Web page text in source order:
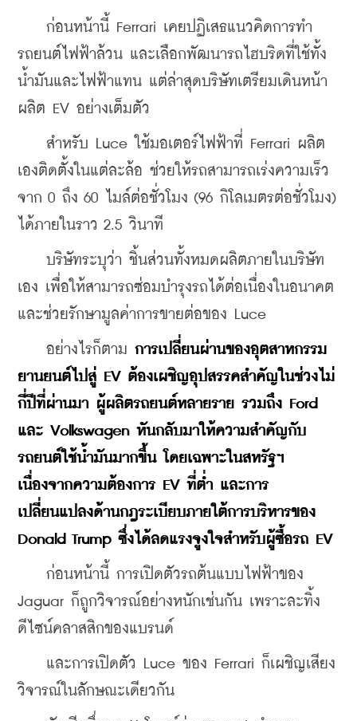
ก่อนหน้านี้ Ferrari เคยปฏิเสธแนวคิดการทำ
รถยนต์ไฟฟ้าล้วน และเลือกพัฒนารถไฮบริดที่ใช้ทั้ง
น้ำมันและไฟฟ้าแทน แต่ล่าสุดบริษัทเตรียมเดินหน้า
ผลิต EV อย่างเต็มตัว
สำหรับ Luce ใช้มอเตอร์ไฟฟ้าที่ Ferrari ผลิต
เองติดตั้งในแต่ละล้อ ช่วยให้รถสามารถเร่งความเร็ว
จาก 0 ถึง 60 ไมล์ต่อชั่วโมง (96 กิโลเมตรต่อชั่วโมง)
ได้ภายในราว 2.5 วินาที
บริษัทระบุว่า ชิ้นส่วนทั้งหมดผลิตภายในบริษัท
เอง เพื่อให้สามารถซ่อมบำรุงรถได้ต่อเนื่องในอนาคต
และช่วยรักษามูลค่าการขายต่อของ Luce
อย่างไรก็ตาม การเปลี่ยนผ่านของอุตสาหกรรม
ยานยนต์ไปสู่ EV ต้องเผชิญอุปสรรคสำคัญในช่วงไม่
กี่ปีที่ผ่านมา ผู้ผลิตรถยนต์หลายราย รวมถึง Ford
และ Volkswagen หันกลับมาให้ความสำคัญกับ
รถยนต์ใช้น้ำมันมากขึ้น โดยเฉพาะในสหรัฐฯ
เนื่องจากความต้องการ EV ที่ต่ำ และการ
เปลี่ยนแปลงด้านกฎระเบียบภายใต้การบริหารของ
Donald Trump ซึ่งได้ลดแรงจูงใจสำหรับผู้ซื้อรถ EV
ก่อนหน้านี้ การเปิดตัวรถต้นแบบไฟฟ้าของ
Jaguar ก็ถูกวิจารณ์อย่างหนักเช่นกัน เพราะละทิ้ง
ดีไซน์คลาสสิกของแบรนด์
และการเปิดตัว Luce ของ Ferrari ก็เผชิญเสียง
วิจารณ์ในลักษณะเดียวกัน